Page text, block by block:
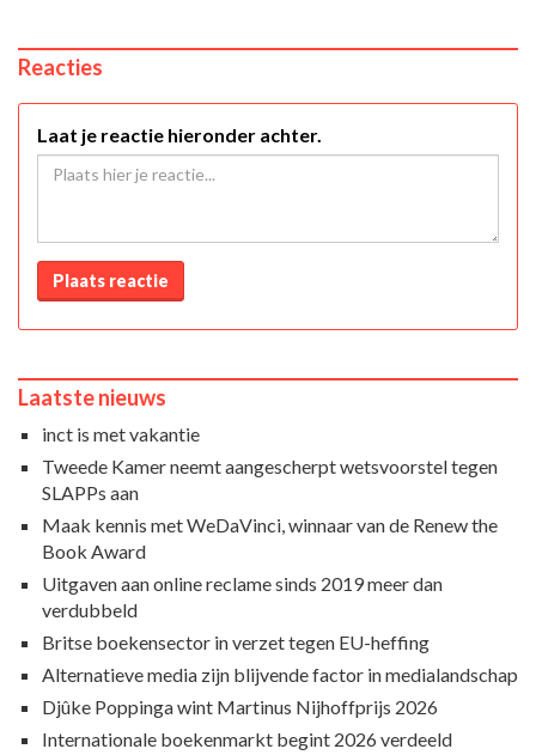
Reacties
Laat je reactie hieronder achter.
Plaats reactie
Laatste nieuws
inct is met vakantie
Tweede Kamer neemt aangescherpt wetsvoorstel tegen
SLAPPs aan
Maak kennis met WeDaVinci, winnaar van de Renew the
Book Award
Uitgaven aan online reclame sinds 2019 meer dan
verdubbeld
Britse boekensector in verzet tegen EU-heffing
Alternatieve media zijn blijvende factor in medialandschap
Djûke Poppinga wint Martinus Nijhoffprijs 2026
Internationale boekenmarkt begint 2026 verdeeld